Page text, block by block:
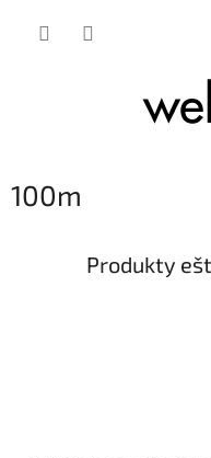
100m
Produkty